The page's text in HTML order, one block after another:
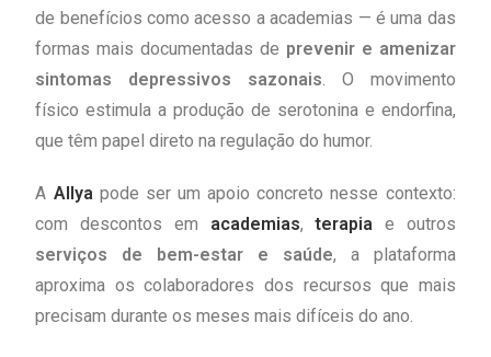
de benefícios como acesso a academias — é uma das
formas mais documentadas de prevenir e amenizar
sintomas depressivos sazonais. O movimento
físico estimula a produção de serotonina e endorfina,
que têm papel direto na regulação do humor.
A Allyapode ser um apoio concreto nesse contexto:
com descontos em academias,terapia e outros
serviços de bem-estar e saúde, a plataforma
aproxima os colaboradores dos recursos que mais
precisam durante os meses mais difíceis do ano.